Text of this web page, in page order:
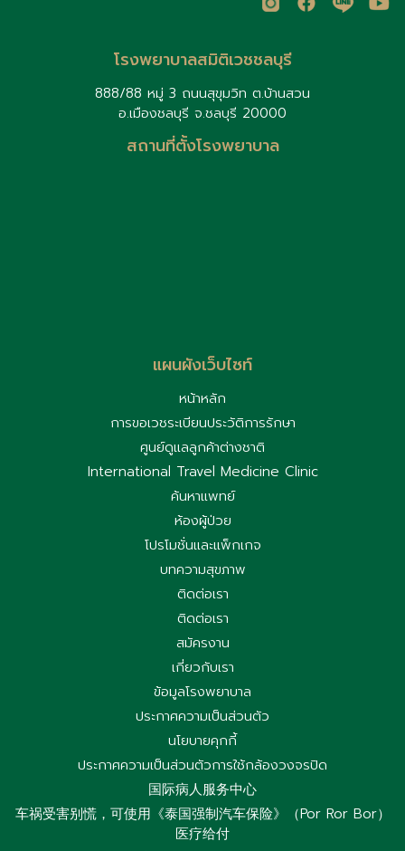
โรงพยาบาลสมิติเวชชลบุรี
888/88 หมู่ 3 ถนนสุขุมวิท ต.บ้านสวน
อ.เมืองชลบุรี จ.ชลบุรี 20000
สถานที่ตั้งโรงพยาบาล
แผนผังเว็บไซท์
หน้าหลัก
การขอเวชระเบียนประวัติการรักษา
ศูนย์ดูแลลูกค้าต่างชาติ
International Travel Medicine Clinic
ค้นหาแพทย์
ห้องผู้ป่วย
โปรโมชั่นและแพ็กเกจ
บทความสุขภาพ
ติดต่อเรา
ติดต่อเรา
สมัครงาน
เกี่ยวกับเรา
ข้อมูลโรงพยาบาล
ประกาศความเป็นส่วนตัว
นโยบายคุกกี้
ประกาศความเป็นส่วนตัวการใช้กล้องวงจรปิด
国际病人服务中心
车祸受害别慌，可使用《泰国强制汽车保险》（Por Ror Bor）
医疗给付